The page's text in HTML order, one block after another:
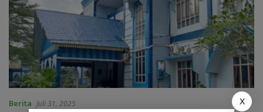
Berita Juli 31, 2025 X